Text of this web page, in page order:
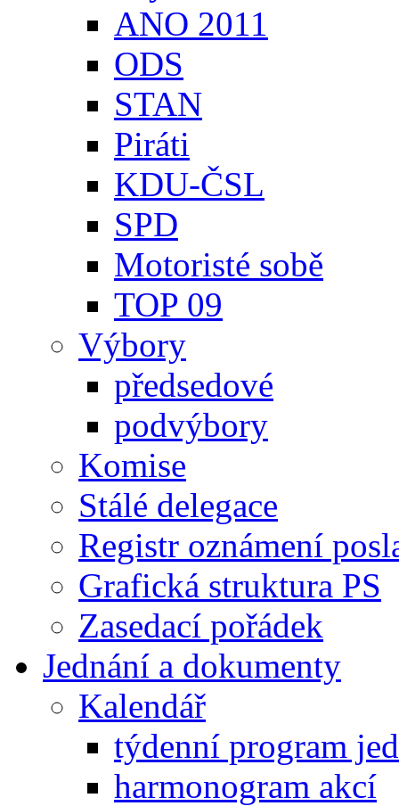
ANO 2011
ODS
STAN
Piráti
KDU-ČSL
SPD
Motoristé sobě
TOP 09
Výbory
předsedové
podvýbory
Komise
Stálé delegace
Registr oznámení
Grafická struktura PS
Zasedací pořádek
Jednání a dokumenty
Kalendář
týdenní program
harmonogram akcí